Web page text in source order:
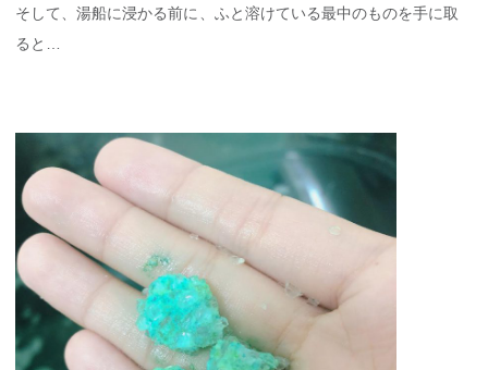
そして、湯船に浸かる前に、ふと溶けている最中のものを手に取
ると…